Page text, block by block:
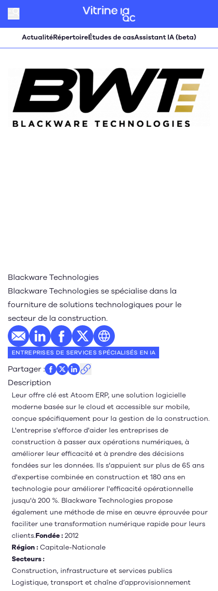
ActualitéRépertoireÉtudes de casAssistant IA (beta)
Blackware Technologies
Blackware Technologies se spécialise dans la
fourniture de solutions technologiques pour le
secteur de la construction.
E-mailProfil LinkedIn
Profil Facebook
Profil Twitter
Site web
ENTREPRISES DE SERVICES SPÉCIALISÉS EN IA
Partager :
Description
Leur offre clé est Atoom ERP, une solution logicielle
moderne basée sur le cloud et accessible sur mobile,
conçue spécifiquement pour la gestion de la construction.
L'entreprise s'efforce d'aider les entreprises de
construction à passer aux opérations numériques, à
améliorer leur efficacité et à prendre des décisions
fondées sur les données. Ils s'appuient sur plus de 65 ans
d'expertise combinée en construction et 180 ans en
technologie pour améliorer l'efficacité opérationnelle
jusqu'à 200 %. Blackware Technologies propose
également une méthode de mise en œuvre éprouvée pour
faciliter une transformation numérique rapide pour leurs
clients.Fondée : 2012
Région : Capitale-Nationale
Secteurs :
Construction, infrastructure et services publics
Logistique, transport et chaîne d’approvisionnement